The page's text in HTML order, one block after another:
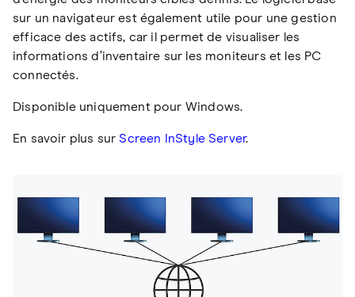
sur un navigateur est également utile pour une gestion
efficace des actifs, car il permet de visualiser les
informations d’inventaire sur les moniteurs et les PC
connectés.
Disponible uniquement pour Windows.
En savoir plus sur Screen InStyle Server.